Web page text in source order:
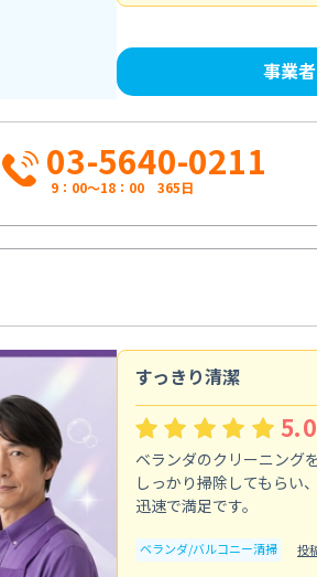
事業
03-5640-0211
9：00～18：00 365日
すっきり清潔
5.0
ベランダのクリーニング
しっかり掃除してもらい
迅速で満足です。
ベランダ/バルコニー清掃 投